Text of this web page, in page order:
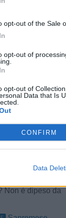
opt-out of the Sale
opt-out of
opt-out of
Data that Is
CONFIRM
Data
-
Fasano: ricorso
calciatori
Eusepi:
Non è dipeso da